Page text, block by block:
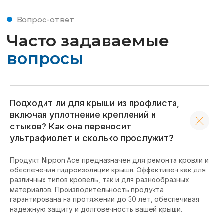
Подходит ли для крыши из профлиста,
включая уплотнение креплений и
стыков? Как она переносит
ультрафиолет и сколько прослужит?
Продукт Nippon Ace предназначен для ремонта кровли и
обеспечения гидроизоляции крыши. Эффективен как для
различных типов кровель, так и для разнообразных
материалов. Производительность продукта
гарантирована на протяжении до 30 лет, обеспечивая
надежную защиту и долговечность вашей крыши.